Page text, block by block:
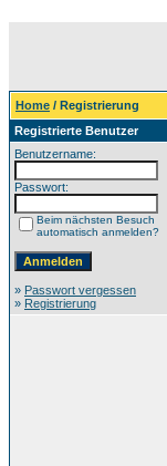
Home / Registrierung
Registrierte Benutzer
Benutzername:
Passwort:
Beim nächsten Besuch
automatisch anmelden?
» Passwort vergessen
» Registrierung